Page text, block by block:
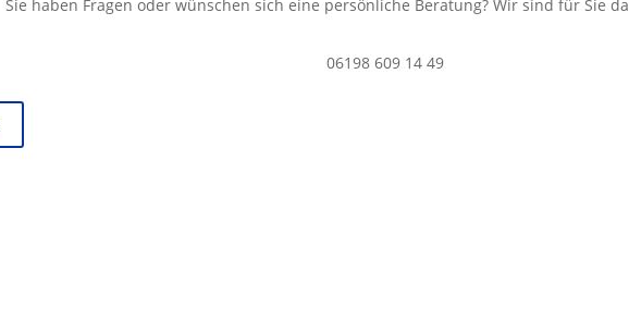
Sie haben Fragen oder wünschen sich eine persönliche Beratung? Wir sind für Sie
06198 609 14 49